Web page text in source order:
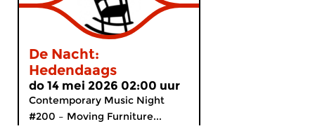
De Nacht:
Hedendaags
do 14 mei 2026 02:00 uur
Contemporary Music Night
#200 – Moving Furniture...